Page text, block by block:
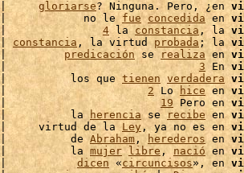
| gloriarse? Ninguna. Pero, ¿en
|            no le fue concedida en
| 4 la constancia , la
| constancia , la virtud probada; la
| predicación se realiza en
| 3 En
|          los que tienen verdadera
| 2 Lo hice en
| 19 Pero en
|          la herencia se recibe en
|     virtud de la Ley, ya no es en
|          de Abraham , herederos en
|          la mujer libre , nació en
| dicen «circuncisos», en